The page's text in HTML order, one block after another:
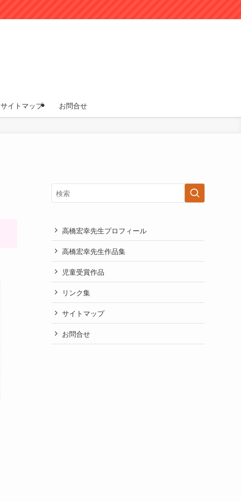
サイトマップ お問合せ
高橋宏幸先生プロフィール
高橋宏幸先生作品集
児童受賞作品
リンク集
サイトマップ
お問合せ